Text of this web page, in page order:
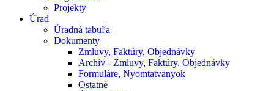
Projekty
Úrad
Úradná tabuľa
Dokumenty
Zmluvy, Faktúry, Objednávky
Archív - Zmluvy, Faktúry, Objednávky
Formuláre, Nyomtatvanyok
Ostatné